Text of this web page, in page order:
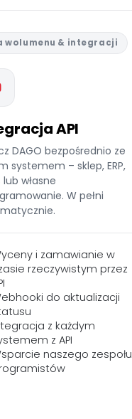
wolumenu & integracji
API
DAGO bezpośrednio ze
systemem – sklep, ERP,
lub własne
W pełni
i zamawianie w
rzeczywistym przez
do aktualizacji
z każdym
z API
naszego zespołu